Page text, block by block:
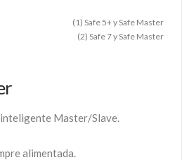
(1) Safe 5+ y Safe Master
(2) Safe 7 y Safe Master
Master/Slave.
alimentada.